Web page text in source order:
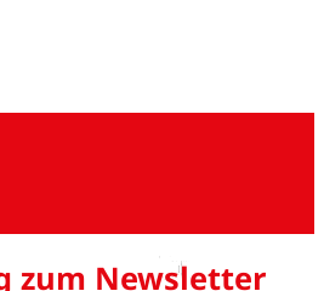
zum Newsletter